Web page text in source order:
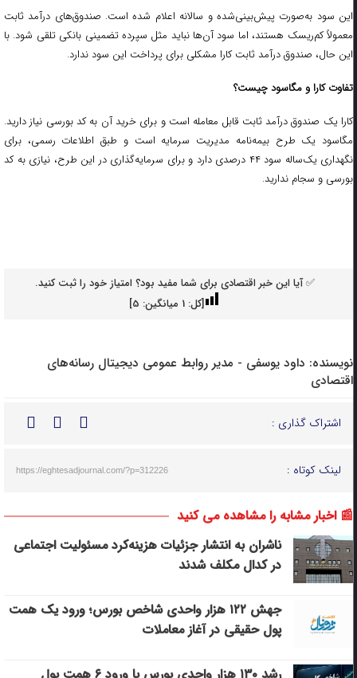
این سود به‌صورت پیش‌بینی‌شده و سالانه اعلام شده است. صندوق‌های درآمد ثابت
معمولاً کم‌ریسک هستند، اما سود آن‌ها نباید مثل سپرده تضمینی بانکی تلقی شود. با
این حال، صندوق درآمد ثابت کارا مشکلی برای پرداخت این سود ندارد.
تفاوت کارا و مگاسود چیست؟
کارا یک صندوق درآمد ثابت قابل معامله است و برای خرید آن به کد بورسی نیاز دارید.
مگاسود یک طرح بیمه‌نامه مدیریت سرمایه است و طبق اطلاعات رسمی، برای
نگهداری یک‌ساله سود ۴۴ درصدی دارد و برای سرمایه‌گذاری در این طرح، نیازی به کد
بورسی و سجام ندارید.
✅ آیا این خبر اقتصادی برای شما مفید بود؟ امتیاز خود را ثبت کنید.
[کل: میانگین: 5
]
نویسنده: داود یوسفی - مدیر روابط عمومی دیجیتال رسانه‌های
اقتصادی
اشتراک گذاری :
لینک کوتاه : https://eghtesadjournal.com/?p=312226
📰 اخبار مشابه را مشاهده می کنید
ناشران به انتشار جزئیات هزینه‌کرد مسئولیت اجتماعی
در کدال مکلف شدند
جهش ۱۲۲ هزار واحدی شاخص بورس؛ ورود یک همت
پول حقیقی در آغاز معاملات